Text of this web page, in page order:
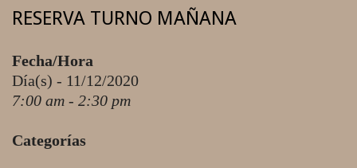
RESERVA TURNO MAÑANA
Fecha/Hora
Día(s) - 11/12/2020
7:00 am - 2:30 pm
Categorías